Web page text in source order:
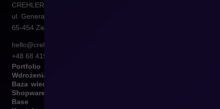
CREHLER Sp. z o.o.
ul. Generała Władysława Sikorskiego 4/120
65-454 Zielona Góra
hello@crehler.com
+48 68 419 94 50
Portfolio
Wdrożenia
Baza wiedzy
Shopware
Base